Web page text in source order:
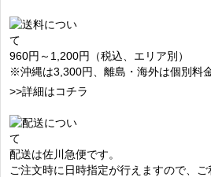
960円～1,200円（税込、エリア別）
※沖縄は3,300円、離島・海外は個別料
>>詳細はコチラ
配送は佐川急便です。
ご注文時に日時指定が行えますので、ご